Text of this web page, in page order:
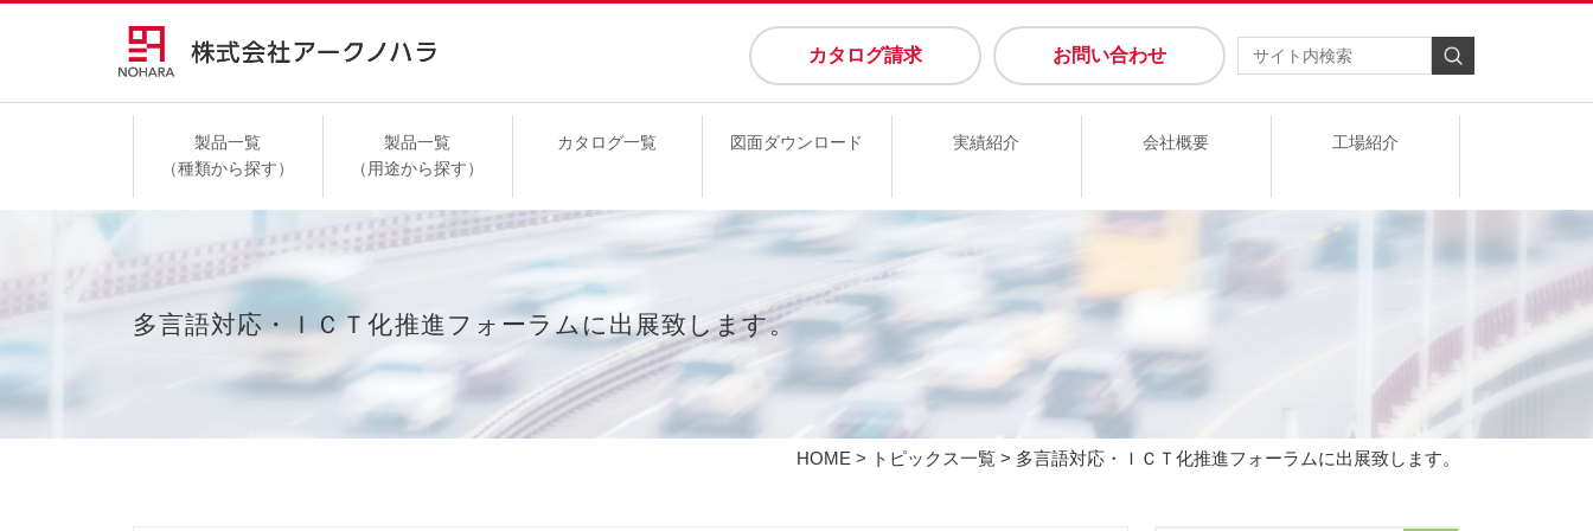
カタログ請求 お問い合わせ
製品一覧
（種類から探す）
製品一覧
（用途から探す）
カタログ一覧 図面ダウンロード 実績紹介 会社概要 工場紹介
多言語対応・ＩＣＴ化推進フォーラムに出展致します。
HOME > トピックス一覧 > 多言語対応・ＩＣＴ化推進フォーラムに出展致します。